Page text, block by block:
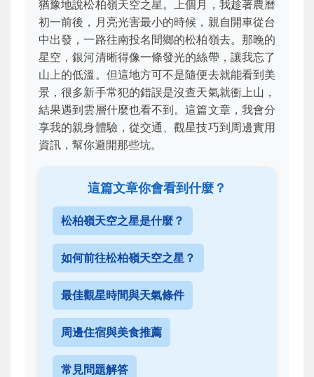
猶豫地說松柏嶺天空之星。上個月，我趁著農曆
初一前後，月亮光害最小的時候，親自開車從台
中出發，一路往南投名間鄉的松柏嶺去。那晚的
星空，銀河清晰得像一條發光的絲帶，讓我忘了
山上的低溫。但這地方可不是隨便去就能看到美
景，很多新手常犯的錯誤是沒查天氣就衝上山，
結果遇到雲層什麼也看不到。這篇文章，我會分
享我的親身體驗，從交通、觀星技巧到周邊實用
資訊，幫你避開那些坑。
這篇文章你會看到什麼？
松柏嶺天空之星是什麼？
如何前往松柏嶺天空之星？
最佳觀星時間與天氣條件
周邊住宿與美食推薦
常見問題解答